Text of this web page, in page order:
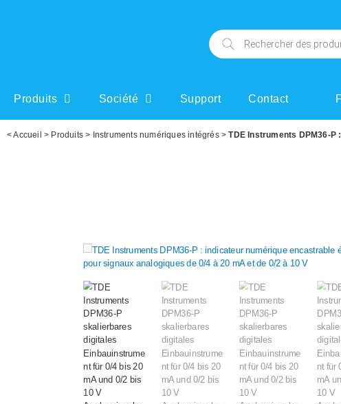
Produits Société Support Contact
<Accueil > Produits > Instruments numériques intégrés>TDE Instruments DPM36-